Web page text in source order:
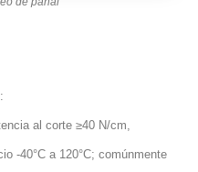
:
al corte ≥40 N/cm,
-40°C a 120°C; comúnmente